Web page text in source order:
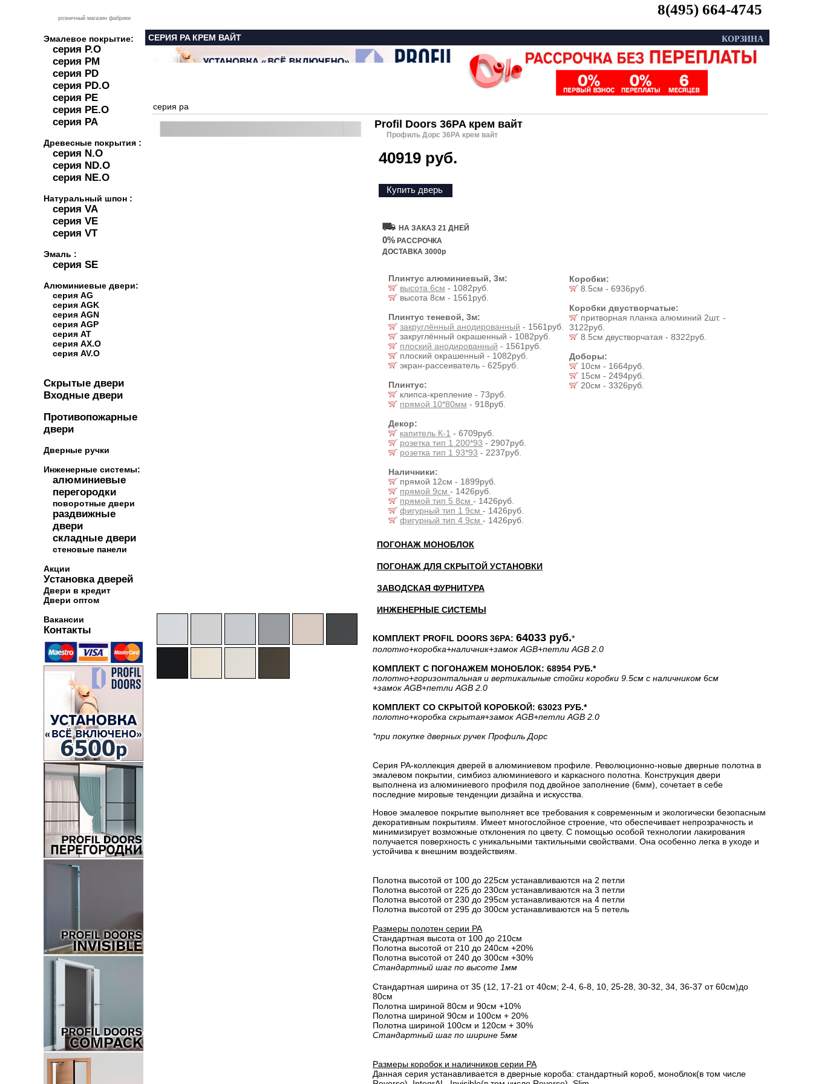
розничный магазин фабрики
Эмалевое покрытие:
серия P.O
серия PM
серия PD
серия PD.O
серия PE
серия PE.O
серия PA
Древесные покрытия :
серия N.O
серия ND.O
серия NE.O
Натуральный шпон :
серия VA
серия VE
серия VT
Эмаль :
серия SE
Алюминиевые двери:
серия AG
серия AGK
серия AGN
серия AGP
серия AT
серия AX.O
серия AV.O
Скрытые двери
Входные двери
Противопожарные
двери
Дверные ручки
Инженерные системы:
алюминиевые
перегородки
поворотные двери
раздвижные
двери
складные двери
стеновые панели
Акции
Установка дверей
Двери в кредит
Двери оптом
Вакансии
Контакты
8(495) 664-4745
КОРЗИНА
СЕРИЯ PA КРЕМ ВАЙТ
серия pa
Profil Doors 36PA крем вайт
Профиль Дорс 36PA крем вайт
40919 руб.
Купить дверь
НА ЗАКАЗ 21 ДНЕЙ
0% РАССРОЧКА
ДОСТАВКА 3000р
Плинтус алюминиевый, 3м:
высота 6см - 1082руб.
высота 8см - 1561руб.
Плинтус теневой, 3м:
закруглённый анодированный - 1561руб.
закруглённый окрашенный - 1082руб.
плоский анодированный - 1561руб.
плоский окрашенный - 1082руб.
экран-рассеиватель - 625руб.
Плинтус:
клипса-крепление - 73руб.
прямой 10*80мм - 918руб.
Декор:
капитель К-1 - 6709руб.
розетка тип 1 200*93 - 2907руб.
розетка тип 1 93*93 - 2237руб.
Наличники:
прямой 12см - 1899руб.
прямой 9см - 1426руб.
прямой тип 5 8см - 1426руб.
фигурный тип 1 9см - 1426руб.
фигурный тип 4 9см - 1426руб.
Коробки:
8.5см - 6936руб.
Коробки двустворчатые:
притворная планка алюминий 2шт. -
3122руб.
8.5см двустворчатая - 8322руб.
Доборы:
10см - 1664руб.
15см - 2494руб.
20см - 3326руб.
ПОГОНАЖ МОНОБЛОК
ПОГОНАЖ ДЛЯ СКРЫТОЙ УСТАНОВКИ
ЗАВОДСКАЯ ФУРНИТУРА
ИНЖЕНЕРНЫЕ СИСТЕМЫ
КОМПЛЕКТ PROFIL DOORS 36PA: 64033 руб.*
полотно+коробка+наличник+замок AGB+петли AGB 2.0
КОМПЛЕКТ С ПОГОНАЖЕМ МОНОБЛОК: 68954 РУБ.*
полотно+горизонтальная и вертикальные стойки коробки 9.5см с наличником 6см
+замок AGB+петли AGB 2.0
КОМПЛЕКТ СО СКРЫТОЙ КОРОБКОЙ: 63023 РУБ.*
полотно+коробка скрытая+замок AGB+петли AGB 2.0
*при покупке дверных ручек Профиль Дорс
Серия PA-коллекция дверей в алюминиевом профиле. Революционно-новые дверные полотна в
эмалевом покрытии, симбиоз алюминиевого и каркасного полотна. Конструкция двери
выполнена из алюминиевого профиля под двойное заполнение (6мм), сочетает в себе
последние мировые тенденции дизайна и искусства.
Новое эмалевое покрытие выполняет все требования к современным и экологически безопасным
декоративным покрытиям. Имеет многослойное строение, что обеспечивает непрозрачность и
минимизирует возможные отклонения по цвету. С помощью особой технологии лакирования
получается поверхность с уникальными тактильными свойствами. Она особенно легка в уходе и
устойчива к внешним воздействиям.
Полотна высотой от 100 до 225см устанавливаются на 2 петли
Полотна высотой от 225 до 230см устанавливаются на 3 петли
Полотна высотой от 230 до 295см устанавливаются на 4 петли
Полотна высотой от 295 до 300см устанавливаются на 5 петель
Размеры полотен серии PA
Стандартная высота от 100 до 210см
Полотна высотой от 210 до 240см +20%
Полотна высотой от 240 до 300см +30%
Стандартный шаг по высоте 1мм
Стандартная ширина от 35 (12, 17-21 от 40см; 2-4, 6-8, 10, 25-28, 30-32, 34, 36-37 от 60см)до
80см
Полотна шириной 80cм и 90cм +10%
Полотна шириной 90см и 100см + 20%
Полотна шириной 100см и 120см + 30%
Стандартный шаг по ширине 5мм
Размеры коробок и наличников серии PA
Данная серия устанавливается в дверные короба: стандартный короб, моноблок(в том числе